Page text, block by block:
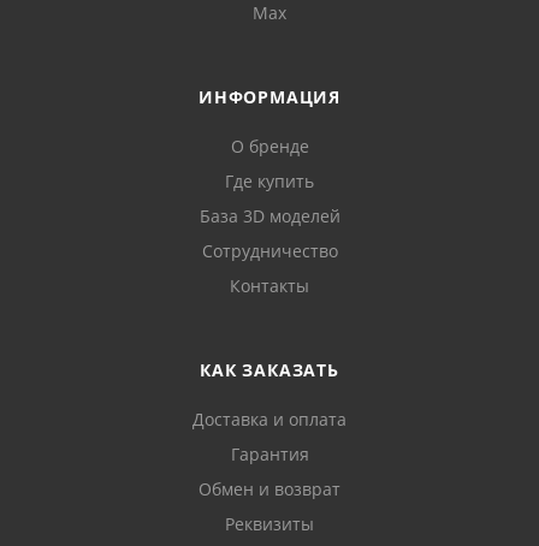
Max
ИНФОРМАЦИЯ
О бренде
Где купить
База 3D моделей
Сотрудничество
Контакты
КАК ЗАКАЗАТЬ
Доставка и оплата
Гарантия
Обмен и возврат
Реквизиты